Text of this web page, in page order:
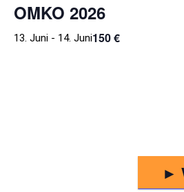
OMKO 2026
13. Juni - 14. Juni150 €
►